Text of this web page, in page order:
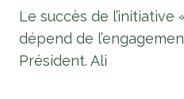
Le succès de l’initiative
dépend de
Président. Ali